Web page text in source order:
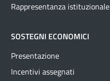
Rappresentanza istituzionale
SOSTEGNI ECONOMICI
Presentazione
Incentivi assegnati